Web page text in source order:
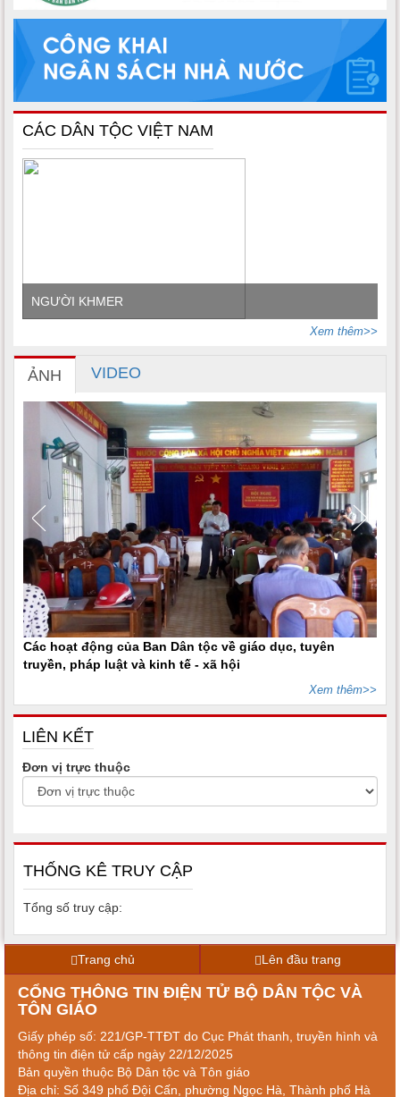
CÁC DÂN TỘC VIỆT NAM
NGƯỜI KHMER
Xem thêm>>
ẢNH VIDEO
Các hoạt động của Ban Dân tộc về giáo dục, tuyên
truyền, pháp luật và kinh tế - xã hội
Xem thêm>>
LIÊN KẾT
Đơn vị trực thuộc
THỐNG KÊ TRUY CẬP
Tổng số truy cập:
Trang chủ Lên đầu trang
CỔNG THÔNG TIN ĐIỆN TỬ BỘ DÂN TỘC VÀ
TÔN GIÁO
Giấy phép số: 221/GP-TTĐT do Cục Phát thanh, truyền hình và
thông tin điện tử cấp ngày 22/12/2025
Bản quyền thuộc Bộ Dân tộc và Tôn giáo
Địa chỉ: Số 349 phố Đội Cấn, phường Ngọc Hà, Thành phố Hà